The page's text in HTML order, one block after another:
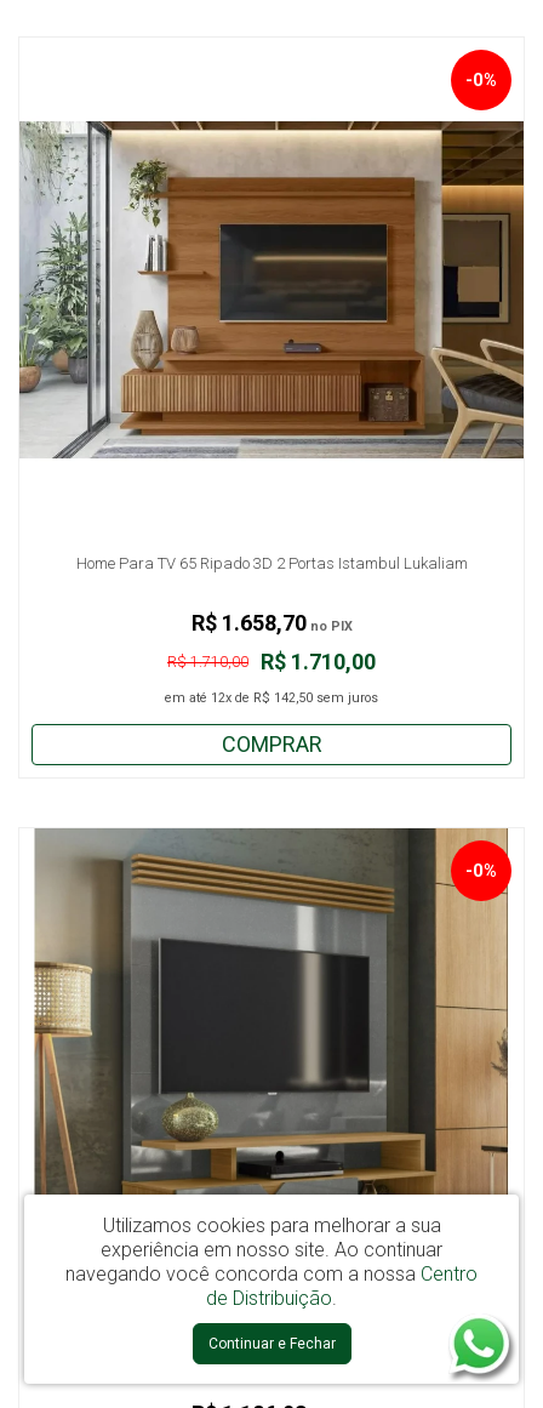
Home Para TV 65 Ripado 3D 2 Portas Istambul Lukaliam
R$ 1.710,00
R$ 1.710,00
-0%
em até 12x de R$ 142,50 sem juros
R$ 1.658,70no PIX
COMPRAR
Home Para TV até 55" 2 Portas Berlim Lukaliam
-0%
Utilizamos cookies para melhorar a sua
experiência em nosso site. Ao continuar
navegando você concorda com a nossa Centro
de Distribuição.
Continuar e Fechar